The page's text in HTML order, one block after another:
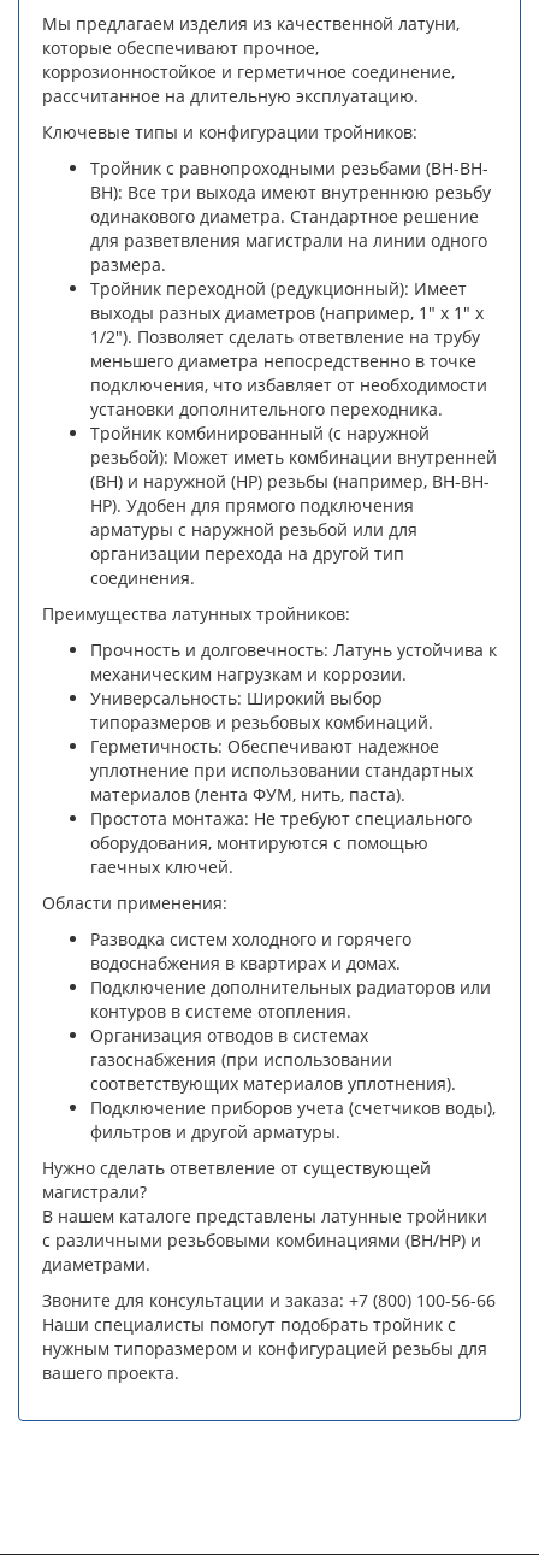
Мы предлагаем изделия из качественной латуни,
которые обеспечивают прочное,
коррозионностойкое и герметичное соединение,
рассчитанное на длительную эксплуатацию.
Ключевые типы и конфигурации тройников:
Тройник с равнопроходными резьбами (ВН-ВН-
ВН): Все три выхода имеют внутреннюю резьбу
одинакового диаметра. Стандартное решение
для разветвления магистрали на линии одного
размера.
Тройник переходной (редукционный): Имеет
выходы разных диаметров (например, 1" x 1" x
1/2"). Позволяет сделать ответвление на трубу
меньшего диаметра непосредственно в точке
подключения, что избавляет от необходимости
установки дополнительного переходника.
Тройник комбинированный (с наружной
резьбой): Может иметь комбинации внутренней
(ВН) и наружной (НР) резьбы (например, ВН-ВН-
НР). Удобен для прямого подключения
арматуры с наружной резьбой или для
организации перехода на другой тип
соединения.
Преимущества латунных тройников:
Прочность и долговечность: Латунь устойчива к
механическим нагрузкам и коррозии.
Универсальность: Широкий выбор
типоразмеров и резьбовых комбинаций.
Герметичность: Обеспечивают надежное
уплотнение при использовании стандартных
материалов (лента ФУМ, нить, паста).
Простота монтажа: Не требуют специального
оборудования, монтируются с помощью
гаечных ключей.
Области применения:
Разводка систем холодного и горячего
водоснабжения в квартирах и домах.
Подключение дополнительных радиаторов или
контуров в системе отопления.
Организация отводов в системах
газоснабжения (при использовании
соответствующих материалов уплотнения).
Подключение приборов учета (счетчиков воды),
фильтров и другой арматуры.
Нужно сделать ответвление от существующей
магистрали?
В нашем каталоге представлены латунные тройники
с различными резьбовыми комбинациями (ВН/НР) и
диаметрами.
Звоните для консультации и заказа: +7 (800) 100-56-66
Наши специалисты помогут подобрать тройник с
нужным типоразмером и конфигурацией резьбы для
вашего проекта.